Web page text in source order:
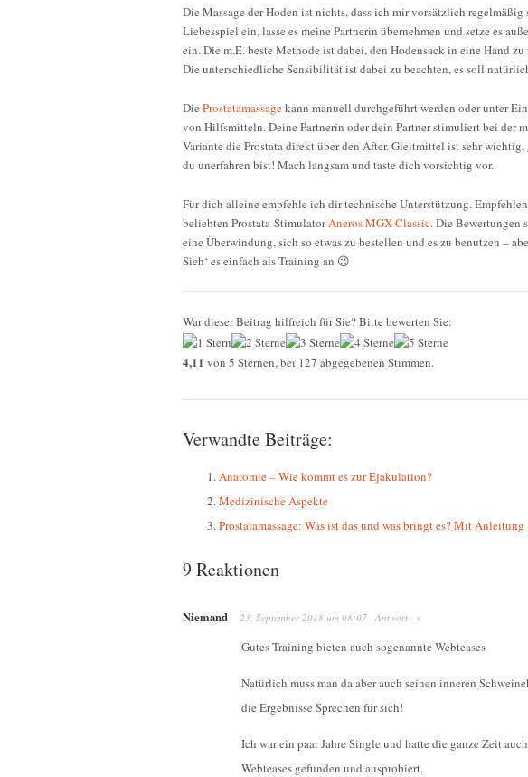
Die Massage der Hoden ist nichts, dass ich mir vorsätzlich regelmäßig
Liebesspiel ein, lasse es meine Partnerin übernehmen und setze es
ein. Die m.E. beste Methode ist dabei, den Hodensack in eine Hand
Die unterschiedliche Sensibilität ist dabei zu beachten, es soll
Die Prostatamassagekann manuell durchgeführt werden oder unter
von Hilfsmitteln. Deine Partnerin oder dein Partner stimuliert bei der
Variante die Prostata direkt über den After. Gleitmittel ist sehr wichtig,
du unerfahren bist! Mach langsam und taste dich vorsichtig vor.
Für dich alleine empfehle ich dir technische Unterstützung.
beliebten Prostata-StimulatorAneros MGX Classic. Die Bewertungen
eine Überwindung, sich so etwas zu bestellen und es zu benutzen –
Sieh‘ es einfach als Training an 😉
War dieser Beitrag hilfreich für Sie? Bitte bewerten Sie:
4,11 von 5 Sternen, bei 127 abgegebenen Stimmen.
Verwandte Beiträge:
Anatomie – Wie kommt es zur Ejakulation?
Medizinische Aspekte
Prostatamassage: Was ist das und was bringt es? Mit Anleitung
9 Reaktionen
Niemand 23. September 2018 um 08:07 · Antwort →
Gutes Training bieten auch sogenannte Webteases
Natürlich muss man da aber auch seinen inneren
die Ergebnisse Sprechen für sich!
Ich war ein paar Jahre Single und hatte die ganze Zeit
Webteases gefunden und ausprobiert.